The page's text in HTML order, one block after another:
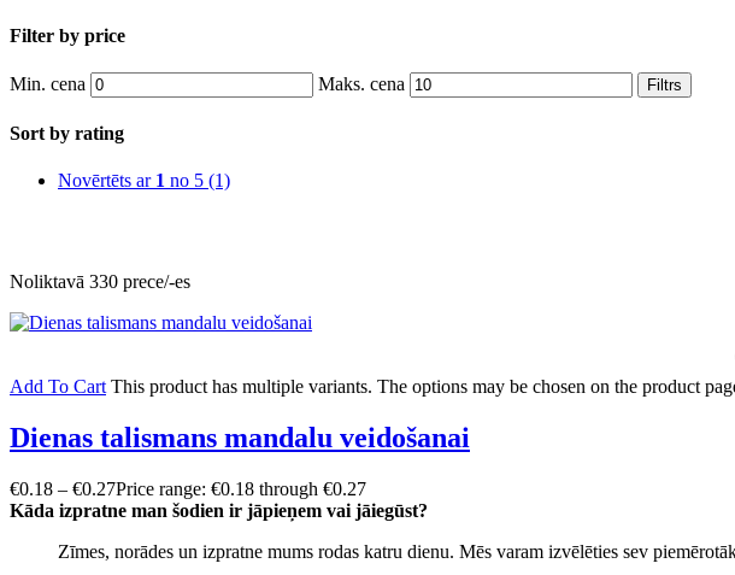
Filter by price
Min. cena Maks. cena Filtrs
Sort by rating
Novērtēts ar 1 no 5 (1)
Noliktavā 330 prece/-es
Add To Cart This product has multiple variants. The options may be chosen on the product
Dienas talismans mandalu veidošanai
€0.18 – €0.27Price range: €0.18 through €0.27
Kāda izpratne man šodien ir jāpieņem vai jāiegūst?
Zīmes, norādes un izpratne mums rodas katru dienu. Mēs varam izvēlēties sev